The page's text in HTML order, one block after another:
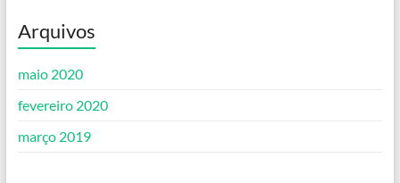
Arquivos
maio 2020
fevereiro 2020
março 2019